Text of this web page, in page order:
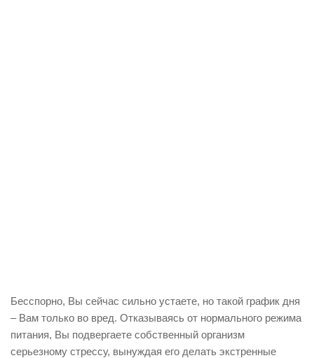
Бесспорно, Вы сейчас сильно устаете, но такой график дня
– Вам только во вред. Отказываясь от нормального режима
питания, Вы подвергаете собственный организм
серьезному стрессу, вынуждая его делать экстренные